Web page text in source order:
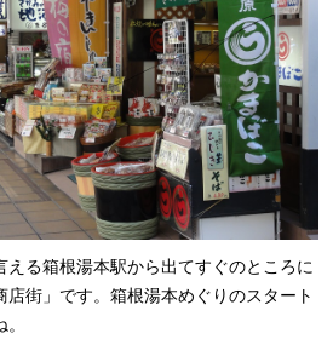
える箱根湯本駅から出てすぐのところに
街」です。箱根湯本めぐりのスタート